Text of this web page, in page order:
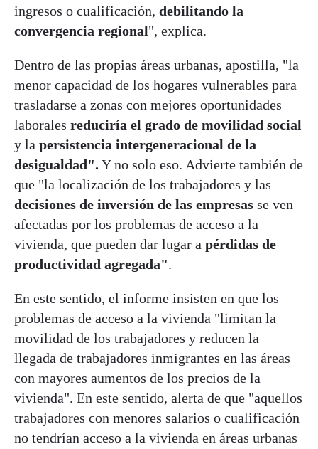
ingresos o cualificación, debilitando la
convergencia regional", explica.
Dentro de las propias áreas urbanas, apostilla, "la
menor capacidad de los hogares vulnerables para
trasladarse a zonas con mejores oportunidades
laborales reduciría el grado de movilidad social
y la persistencia intergeneracional de la
desigualdad". Y no solo eso. Advierte también de
que "la localización de los trabajadores y las
decisiones de inversión de las empresas se ven
afectadas por los problemas de acceso a la
vivienda, que pueden dar lugar a pérdidas de
productividad agregada".
En este sentido, el informe insisten en que los
problemas de acceso a la vivienda "limitan la
movilidad de los trabajadores y reducen la
llegada de trabajadores inmigrantes en las áreas
con mayores aumentos de los precios de la
vivienda". En este sentido, alerta de que "aquellos
trabajadores con menores salarios o cualificación
no tendrían acceso a la vivienda en áreas urbanas